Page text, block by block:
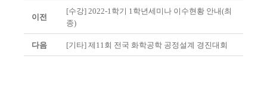
이전
[수강] 2022-1학기 1학년세미나 이수현황 안내(최
종)
다음 [기타] 제11회 전국 화학공학 공정설계 경진대회